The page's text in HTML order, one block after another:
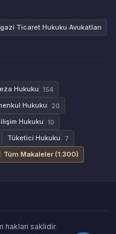
Ticaret Hukuku Avukatları
Hukuku 154
Hukuku 20
Hukuku 10
Tüketici Hukuku 7
Tüm Makaleler (1.300)
haklari saklidir.